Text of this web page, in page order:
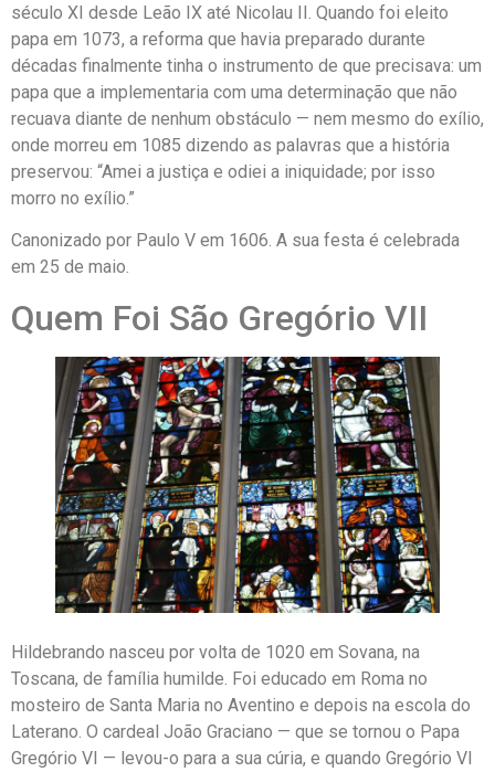
século XI desde Leão IX até Nicolau II. Quando foi eleito
papa em 1073, a reforma que havia preparado durante
décadas finalmente tinha o instrumento de que precisava: um
papa que a implementaria com uma determinação que não
recuava diante de nenhum obstáculo — nem mesmo do exílio,
onde morreu em 1085 dizendo as palavras que a história
preservou: “Amei a justiça e odiei a iniquidade; por isso
morro no exílio.”
Canonizado por Paulo V em 1606. A sua festa é celebrada
em 25 de maio.
Quem Foi São Gregório VII
Hildebrando nasceu por volta de 1020 em Sovana, na
Toscana, de família humilde. Foi educado em Roma no
mosteiro de Santa Maria no Aventino e depois na escola do
Laterano. O cardeal João Graciano — que se tornou o Papa
Gregório VI — levou-o para a sua cúria, e quando Gregório VI